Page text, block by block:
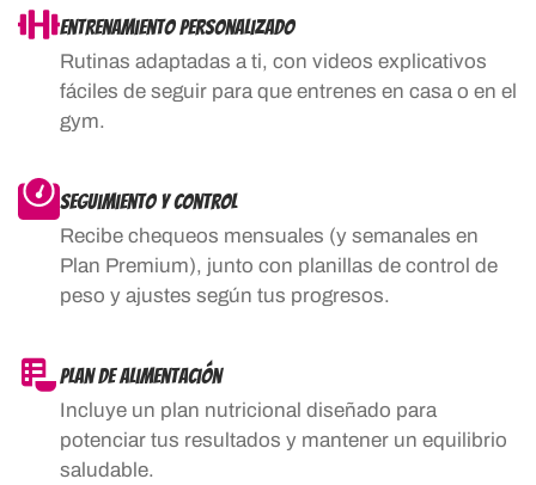
Entrenamiento Personalizado
Rutinas adaptadas a ti, con videos explicativos
fáciles de seguir para que entrenes en casa o en el
gym.
Seguimiento Y Control
Recibe chequeos mensuales (y semanales en
Plan Premium), junto con planillas de control de
peso y ajustes según tus progresos.
Plan De Alimentación
Incluye un plan nutricional diseñado para
potenciar tus resultados y mantener un equilibrio
saludable.